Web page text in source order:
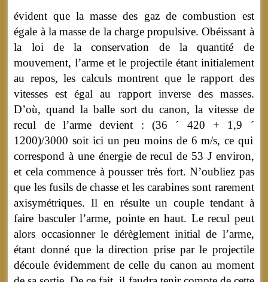
évident que la masse des gaz de combustion est
égale à la masse de la charge propulsive. Obéissant à
la loi de la conservation de la quantité de
mouvement, l’arme et le projectile étant initialement
au repos, les calculs montrent que le rapport des
vitesses est égal au rapport inverse des masses.
D’où, quand la balle sort du canon, la vitesse de
recul de l’arme devient : (36 ´ 420 + 1,9 ´
1200)/3000 soit ici un peu moins de 6 m/s, ce qui
correspond à une énergie de recul de 53 J environ,
et cela commence à pousser très fort. N’oubliez pas
que les fusils de chasse et les carabines sont rarement
axisymétriques. Il en résulte un couple tendant à
faire basculer l’arme, pointe en haut. Le recul peut
alors occasionner le dérèglement initial de l’arme,
étant donné que la direction prise par le projectile
découle évidemment de celle du canon au moment